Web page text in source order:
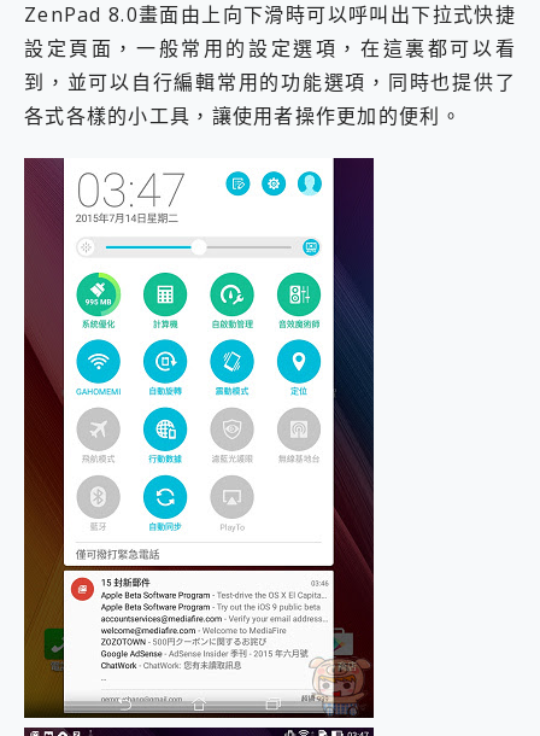
ZenPad 8.0畫面由上向下滑時可以呼叫出下拉式快捷
設定頁面，一般常用的設定選項，在這裏都可以看
到，並可以自行編輯常用的功能選項，同時也提供了
各式各樣的小工具，讓使用者操作更加的便利。